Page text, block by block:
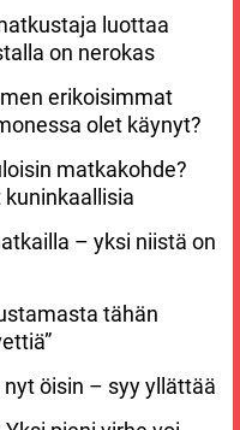
luottaa
on nerokas
erikoisimmat
olet käynyt?
matkakohde?
– yksi niistä on
tähän
öisin – syy yllättää